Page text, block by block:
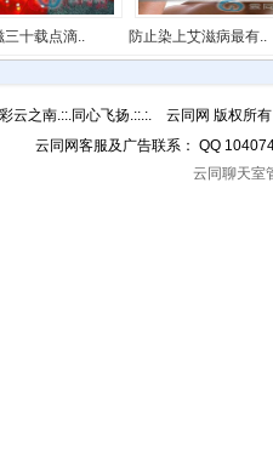
三十载点滴.. 防止染上艾滋病最有..
云之南.::.同心飞扬.::.:. 云同网 版权所
云同网客服及广告联系： QQ
云同聊天室